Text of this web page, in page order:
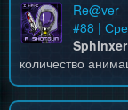
Re@ver
#88 |
Sphinxer
количество